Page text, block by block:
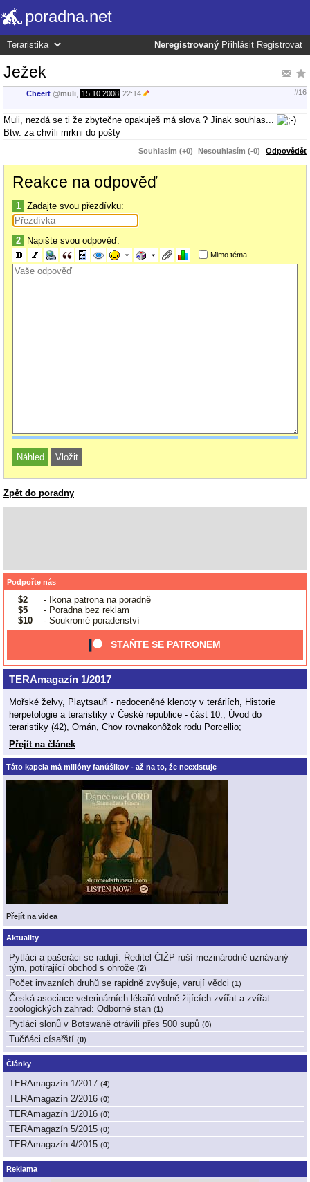
poradna.net
Neregistrovaný Přihlásit Registrovat
Ježek
Cheert @muli 15.10.2008 22:14 #16
Muli, nezdá se ti že zbytečne opakuješ má slova ? Jinak souhlas...
Btw: za chvíli mrkni do pošty
Souhlasím (+0) Nesouhlasím (-0) Odpovědět
Reakce na odpověď
1 Zadajte svou přezdívku:
2 Napište svou odpověď:
Mimo téma
Zpět do poradny
Podpořte nás
$2
- Ikona patrona na poradně
$5
- Poradna bez reklam
$10
- Soukromé poradenství
STAŇTE SE PATRONEM
TERAmagazín 1/2017
Mořské želvy, Playtsauři - nedoceněné klenoty v teráriích, Historie
herpetologie a teraristiky v České republice - část 10., Úvod do
teraristiky (42), Omán, Chov rovnakonôžok rodu Porcellio;
Přejít na článek
Táto kapela má milióny fanúšikov - až na to, že neexistuje
Přejít na videa
Aktuality
Pytláci a pašeráci se radují. Ředitel ČIŽP ruší mezinárodně uznávaný
tým, potírající obchod s ohrože (2)
Počet invazních druhů se rapidně zvyšuje, varují vědci (1 )
Česká asociace veterinárních lékařů volně žijících zvířat a zvířat
zoologických zahrad: Odborné stan (1 )
Pytláci slonů v Botswaně otrávili přes 500 supů (0)
Tučňáci císařští (0)
Články
TERAmagazín 1/2017 (4)
TERAmagazín 2/2016 (0)
TERAmagazín 1/2016 (0)
TERAmagazín 5/2015 (0)
TERAmagazín 4/2015 (0)
Reklama